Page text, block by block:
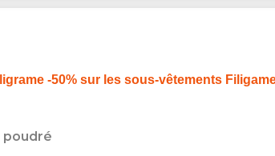
-50% sur les sous-vêtements
poudré